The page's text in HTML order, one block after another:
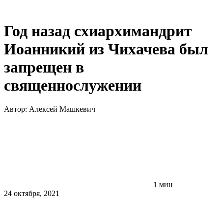
Год назад схиархимандрит
Иоанникий из Чихачева был
запрещен в
священнослужении
Автор: Алексей Машкевич
1 мин
24 октября, 2021